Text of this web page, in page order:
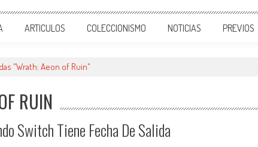
ARTICULOS COLECCIONISMO NOTICIAS PREVIOS
"Wrath: Aeon of Ruin"
RUIN
Switch Tiene Fecha De Salida